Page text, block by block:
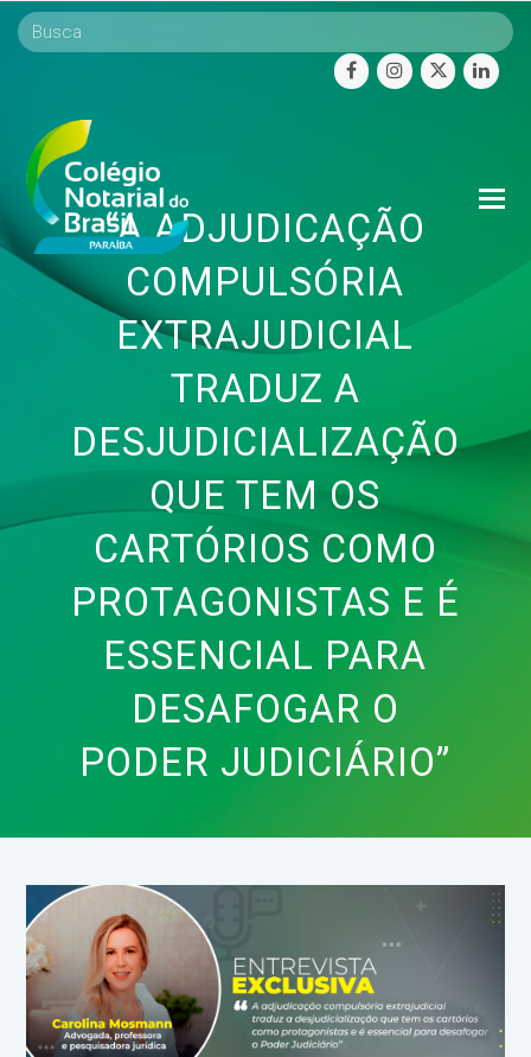
facebookinstagram
twitter
“A ADJUDICAÇÃO
COMPULSÓRIA
EXTRAJUDICIAL
TRADUZ A
DESJUDICIALIZAÇÃO
QUE TEM OS
CARTÓRIOS COMO
PROTAGONISTAS E É
ESSENCIAL PARA
DESAFOGAR O
PODER JUDICIÁRIO”